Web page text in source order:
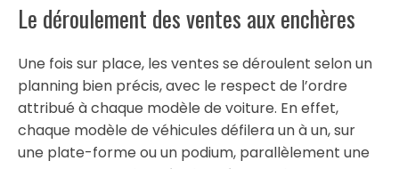
Le déroulement des ventes aux enchères
Une fois sur place, les ventes se déroulent selon un
planning bien précis, avec le respect de l’ordre
attribué à chaque modèle de voiture. En effet,
chaque modèle de véhicules défilera un à un, sur
une plate-forme ou un podium, parallèlement une